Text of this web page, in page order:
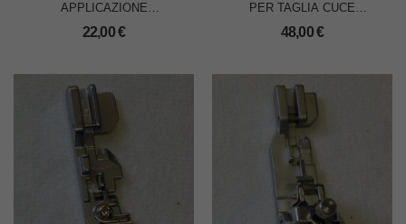
APPLICAZIONE
CORDONCINO PER
BERNINA 830
22,00€
PER TAGLIA CUCE
BERNETTE
1150/1200MDA
48,00€